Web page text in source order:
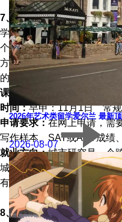
7、城市研究
学制为4年，城市研究是文
个大学和城市的教师和资源
方法。该计划继续受到其课
的推动。
课程费用：
时间：早申：11月1日 常
申请要求：在网上申请，需
写作样本、SAT或ACT成绩
就业方向：城市研究是一个
城市、安全城市、健康城市
有在任何需要对建筑环境进
8、视觉研究
2026年艺术类留学爱尔兰 最新
2026-08-07